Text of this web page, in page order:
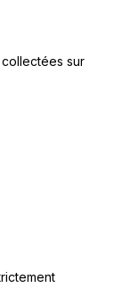
sur